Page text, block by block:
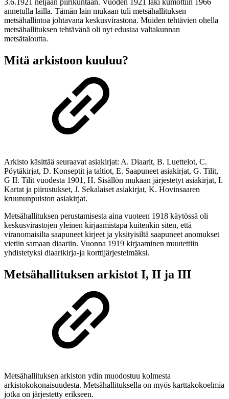
3.6.1921 neljään piirikuntaan. Vuoden 1921 laki kumottiin 1966
annetulla lailla. Tämän lain mukaan tuli metsähallituksen
metsähallintoa johtavana keskusvirastona. Muiden tehtävien ohella
metsähallituksen tehtävänä oli nyt edustaa valtakunnan
metsätaloutta.
Mitä arkistoon kuuluu?
Arkisto käsittää seuraavat asiakirjat: A. Diaarit, B. Luettelot, C.
Pöytäkirjat, D. Konseptit ja taltiot, E. Saapuneet asiakirjat, G. Tilit,
G II. Tilit vuodesta 1901, H. Sisällön mukaan järjestetyt asiakirjat, I.
Kartat ja piirustukset, J. Sekalaiset asiakirjat, K. Hovinsaaren
kruununpuiston asiakirjat.
Metsähallituksen perustamisesta aina vuoteen 1918 käytössä oli
keskusvirastojen yleinen kirjaamistapa kuitenkin siten, että
viranomaisilta saapuneet kirjeet ja yksityisiltä saapuneet anomukset
vietiin samaan diaariin. Vuonna 1919 kirjaaminen muutettiin
yhdistetyksi diaarikirja-ja korttijärjestelmäksi.
Metsähallituksen arkistot I, II ja III
Metsähallituksen arkiston ydin muodostuu kolmesta
arkistokokonaisuudesta. Metsähallituksella on myös karttakokoelmia
jotka on järjestetty erikseen.